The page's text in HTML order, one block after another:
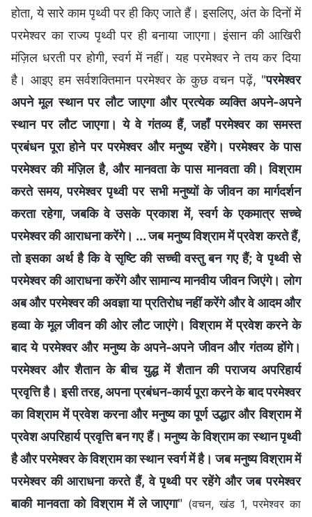
होता, ये सारे काम पृथ्वी पर ही किए जाते हैं। इसलिए, अंत के दिनों में
परमेश्वर का राज्य पृथ्वी पर ही बनाया जाएगा। इंसान की आखिरी
मंज़िल धरती पर होगी, स्वर्ग में नहीं। यह परमेश्वर ने तय कर दिया
है। आइए हम सर्वशक्तिमान परमेश्वर के कुछ वचन पढ़ें, "परमेश्वर
अपने मूल स्थान पर लौट जाएगा और प्रत्येक व्यक्ति अपने-अपने
स्थान पर लौट जाएगा। ये वे गंतव्य हैं, जहाँ परमेश्वर का समस्त
प्रबंधन पूरा होने पर परमेश्वर और मनुष्य रहेंगे। परमेश्वर के पास
परमेश्वर की मंज़िल है, और मानवता के पास मानवता की। विश्राम
करते समय, परमेश्वर पृथ्वी पर सभी मनुष्यों के जीवन का मार्गदर्शन
करता रहेगा, जबकि वे उसके प्रकाश में, स्वर्ग के एकमात्र सच्चे
परमेश्वर की आराधना करेंगे। ... जब मनुष्य विश्राम में प्रवेश करते हैं,
तो इसका अर्थ है कि वे सृष्टि की सच्ची वस्तु बन गए हैं; वे पृथ्वी से
परमेश्वर की आराधना करेंगे और सामान्य मानवीय जीवन जिएंगे। लोग
अब और परमेश्वर की अवज्ञा या प्रतिरोध नहीं करेंगे और वे आदम और
हव्वा के मूल जीवन की ओर लौट जाएंगे। विश्राम में प्रवेश करने के
बाद ये परमेश्वर और मनुष्य के अपने-अपने जीवन और गंतव्य होंगे।
परमेश्वर और शैतान के बीच युद्ध में शैतान की पराजय अपरिहार्य
प्रवृत्ति है। इसी तरह, अपना प्रबंधन-कार्य पूरा करने के बाद परमेश्वर
का विश्राम में प्रवेश करना और मनुष्य का पूर्ण उद्धार और विश्राम में
प्रवेश अपरिहार्य प्रवृत्ति बन गए हैं। मनुष्य के विश्राम का स्थान पृथ्वी
है और परमेश्वर के विश्राम का स्थान स्वर्ग में है। जब मनुष्य विश्राम में
परमेश्वर की आराधना करते हैं, वे पृथ्वी पर रहेंगे और जब परमेश्वर
बाकी मानवता को विश्राम में ले जाएगा" (वचन, खंड 1, परमेश्वर का